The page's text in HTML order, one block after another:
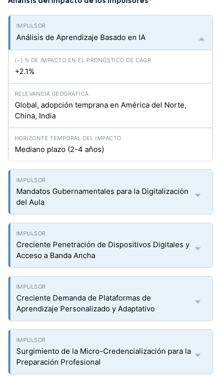
Análisis de Aprendizaje Basado en IA
+2.1%
Global, adopción temprana en América del Norte,
China, India
Mediano plazo (2-4 años)
Mandatos Gubernamentales para la Digitalización
del Aula
Creciente Penetración de Dispositivos Digitales y
Acceso a Banda Ancha
Creciente Demanda de Plataformas de
Aprendizaje Personalizado y Adaptativo
Surgimiento de la Micro-Credencialización para la
Preparación Profesional